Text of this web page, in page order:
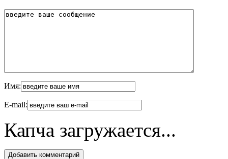
Имя:
E-mail:
Капча загружается...